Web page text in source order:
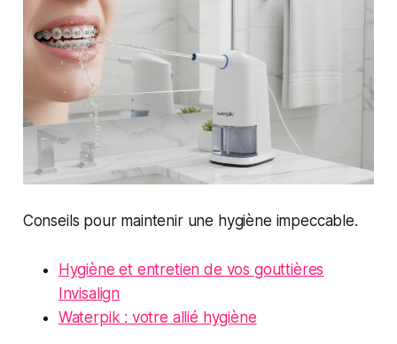
Conseils pour maintenir une hygiène impeccable.
Hygiène et entretien de vos gouttières
Invisalign
Waterpik : votre allié hygiène